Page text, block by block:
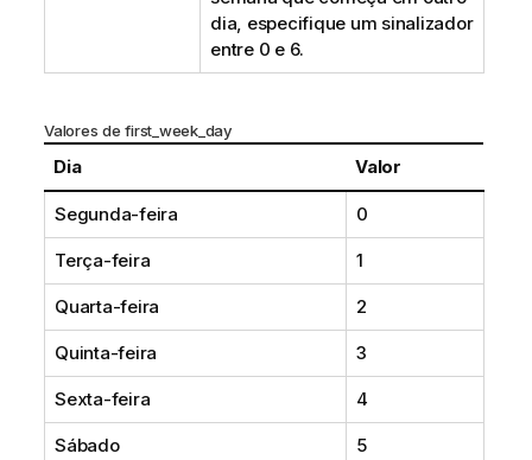
dia, especifique um sinalizador
entre 0 e 6.
Valores de first_week_day
Dia Valor
Segunda-feira 0
Terça-feira 1
Quarta-feira 2
Quinta-feira 3
Sexta-feira 4
Sábado 5